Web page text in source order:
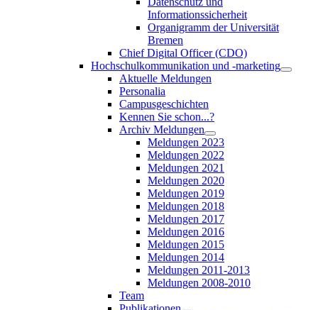
Informationssicherheit
Organigramm der Universität
Bremen
Chief Digital Officer (CDO)
Hochschulkommunikation und -marketing
Aktuelle Meldungen
Personalia
Campusgeschichten
Kennen Sie schon...?
Archiv Meldungen
Meldungen 2023
Meldungen 2022
Meldungen 2021
Meldungen 2020
Meldungen 2019
Meldungen 2018
Meldungen 2017
Meldungen 2016
Meldungen 2015
Meldungen 2014
Meldungen 2011-2013
Meldungen 2008-2010
Team